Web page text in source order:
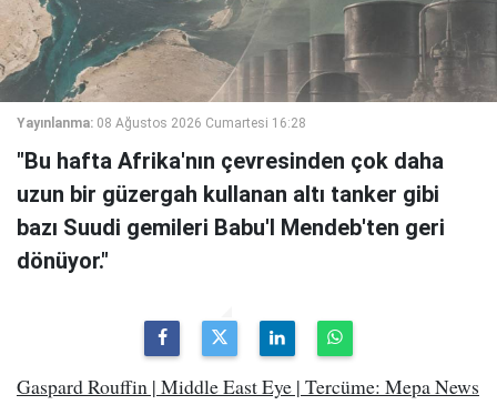
Yayınlanma: 08 Ağustos 2026 Cumartesi 16:28
"Bu hafta Afrika'nın çevresinden çok daha
uzun bir güzergah kullanan altı tanker gibi
bazı Suudi gemileri Babu'l Mendeb'ten geri
dönüyor."
Gaspard Rouffin | Middle East Eye | Tercüme: Mepa News